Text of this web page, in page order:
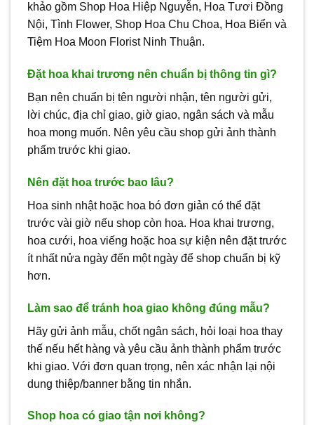
khảo gồm Shop Hoa Hiệp Nguyễn, Hoa Tươi Đồng
Nội, Tình Flower, Shop Hoa Chu Choa, Hoa Biển và
Tiệm Hoa Moon Florist Ninh Thuận.
Đặt hoa khai trương nên chuẩn bị thông tin gì?
Bạn nên chuẩn bị tên người nhận, tên người gửi,
lời chúc, địa chỉ giao, giờ giao, ngân sách và mẫu
hoa mong muốn. Nên yêu cầu shop gửi ảnh thành
phẩm trước khi giao.
Nên đặt hoa trước bao lâu?
Hoa sinh nhật hoặc hoa bó đơn giản có thể đặt
trước vài giờ nếu shop còn hoa. Hoa khai trương,
hoa cưới, hoa viếng hoặc hoa sự kiện nên đặt trước
ít nhất nửa ngày đến một ngày để shop chuẩn bị kỹ
hơn.
Làm sao để tránh hoa giao không đúng mẫu?
Hãy gửi ảnh mẫu, chốt ngân sách, hỏi loại hoa thay
thế nếu hết hàng và yêu cầu ảnh thành phẩm trước
khi giao. Với đơn quan trọng, nên xác nhận lại nội
dung thiệp/banner bằng tin nhắn.
Shop hoa có giao tận nơi không?